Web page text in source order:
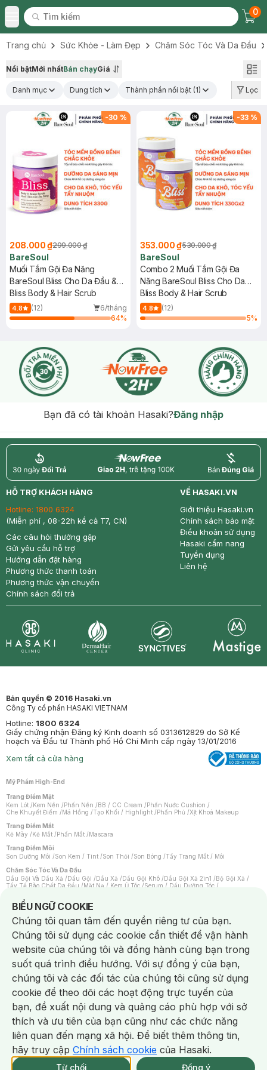
Toggle Menu
Tìm kiếm
Tìm kiếm
0
Trang chủ Sức Khỏe - Làm Đẹp Chăm Sóc Tóc Và Da Đầu
Nổi bậtMới nhấtBán chạyGiá
Danh mục Dung tích Thành phần nổi bật (1) Lọc
-30 %
208.000 ₫299.000 ₫
BareSoul
Muối Tắm Gội Đa Năng
BareSoul Bliss Cho Da Đầu &
Cơ Thể 330g
Bliss Body & Hair Scrub
4.8 (12)
6/tháng
64%
-33 %
353.000 ₫530.000 ₫
BareSoul
Combo 2 Muối Tắm Gội Đa
Năng BareSoul Bliss Cho Da
Đầu & Cơ Thể 330g
Bliss Body & Hair Scrub
4.8
(12)
5%
Giao Nhanh Miễn Phí 2H.
tại 339 Chi Nhánh (Trễ tặng 100K)
Bạn đã có tài khoản Hasaki?Đăng nhập
return nowfree price
HỖ TRỢ KHÁCH HÀNG
Hotline: 1800 6324
(Miễn phí , 08-22h kể cả T7, CN)
Các câu hỏi thường gặp
Gửi yêu cầu hỗ trợ
Hướng dẫn đặt hàng
Phương thức thanh toán
Phương thức vận chuyển
Chính sách đổi trả
VỀ HASAKI.VN
Giới thiệu Hasaki.vn
Chính sách bảo mật
Điều khoản sử dụng
Hasaki cẩm nang
Tuyển dụng
Liên hệ
Bản quyền © 2016 Hasaki.vn
Công Ty cổ phần HASAKI VIETNAM
Hotline: 1800 6324
Giấy chứng nhận Đăng ký Kinh doanh số 0313612829 do Sở Kế
hoạch và Đầu tư Thành phố Hồ Chí Minh cấp ngày 13/01/2016
Xem tất cả cửa hàng
Mỹ Phẩm High-End
Trang Điểm Mặt
Kem Lót /Kem Nền /Phấn Nền /BB / CC Cream /Phấn Nước Cushion /
Che Khuyết Điểm /Má Hồng /Tạo Khối / Highlight /Phấn Phủ /Xịt Khoá Makeup
Trang Điểm Mắt
Kẻ Mày /Kẻ Mắt /Phấn Mắt /Mascara
Trang Điểm Môi
Son Dưỡng Môi /Son Kem / Tint /Son Thỏi /Son Bóng /Tẩy Trang Mắt / Môi
Chăm Sóc Tóc Và Da Đầu
Dầu Gội Và Dầu Xả /Dầu Gội /Dầu Xả /Dầu Gội Khô /Dầu Gội Xả 2in1 /Bộ Gội Xả /
Tẩy Tế Bào Chết Da Đầu /Mặt Nạ / Kem Ủ Tóc /Serum / Dầu Dưỡng Tóc /
Máy Sấy Tóc
Lược
Kem Tẩy Lông/Dụng Cụ Tẩy Lông
Nước Hoa
Nước Hoa Nam Nước Hoa Cao Cấp Xịt Thơm Toàn Thân
Nước Hoa Vùng Kín
Chăm Sóc Cá Nhân
Chống Muỗi
Khẩu Trang Máy Massage Mặt Nạ Xông Hơi/Nước Rửa Tay
Sản Phẩm Chăm Sóc Khác/ Bàn Chải Đánh Răng /Bàn Chải Điện/
Hỗ Trợ Trắng Răng / Kem Đánh Răng Máy Tăm Nước Nước Súc Miệng
Tăm / Chỉ Nha Khoa /Xịt Thơm Miệng / Dung Dịch Vệ Sinh/Dưỡng Vùng Kín/
Khăn Ướt Vệ Sinh Vùng Kín
/Băng Vệ Sinh Tampon Bọt Cạo Râu Dao Cạo Râu/
Máy Cạo Râu
Vấn Đề Về Da
Da Dầu / Lỗ Chân Lông To
Da Khô / Mất Nước /Da Lão Hóa / Da Mụn/
Da Nhạy Cảm / Kích Ứng/Da Xỉn Màu/Thâm / Nám / Tàn Nhang/
Quầng Thâm & Bọng Mắt/ Sẹo
Viêm Da Cơ Địa
Dụng Cụ / Phụ Kiện Chăm Sóc Da
/Khăn Lau Mặt Khô Dụng Cụ / Máy Rửa Mặt/Máy Chăm Sóc Da
BIỂU NGỮ COOKIE
Notice about cookies usage
Chúng tôi quan tâm đến quyền riêng tư của bạn.
Chúng tôi sử dụng các cookie cần thiết để vận hành
website của chúng tôi và đồng hành cùng bạn trong
suốt quá trình điều hướng. Với sự đồng ý của bạn,
chúng tôi và các đối tác của chúng tôi cũng sử dụng
cookie để theo dõi các hoạt động trực tuyến của
bạn, đề xuất nội dung và quảng cáo phù hợp với sở
thích và ưu tiên của bạn cũng như các chức năng
liên quan đến mạng xã hội. Để biết thêm thông tin,
hãy truy cập Chính sách cookie của Hasaki.
Từ chối Đồng ý